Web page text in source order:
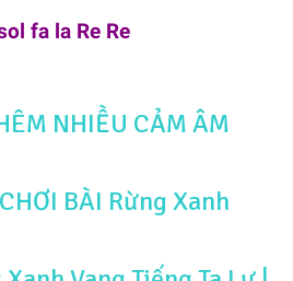
fa la Re Re
NHIỀU CẢM ÂM
BÀI Rừng Xanh